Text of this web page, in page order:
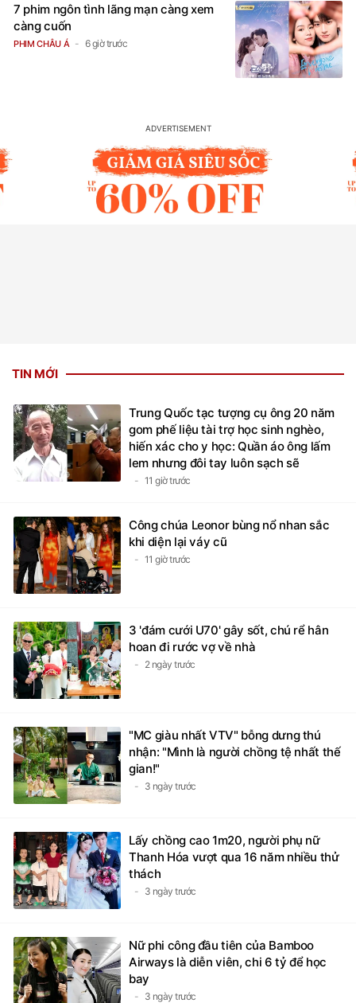
7 phim ngôn tình lãng mạn càng xem
càng cuốn
PHIM CHÂU Á 6 giờ trước
TIN MỚI
Trung Quốc tạc tượng cụ ông 20 năm
gom phế liệu tài trợ học sinh nghèo,
hiến xác cho y học: Quần áo ông lấm
lem nhưng đôi tay luôn sạch sẽ
11 giờ trước
Công chúa Leonor bùng nổ nhan sắc
khi diện lại váy cũ
11 giờ trước
3 'đám cưới U70' gây sốt, chú rể hân
hoan đi rước vợ về nhà
2 ngày trước
"MC giàu nhất VTV" bỗng dưng thú
nhận: "Mình là người chồng tệ nhất thế
gian!"
3 ngày trước
Lấy chồng cao 1m20, người phụ nữ
Thanh Hóa vượt qua 16 năm nhiều thử
thách
3 ngày trước
Nữ phi công đầu tiên của Bamboo
Airways là diễn viên, chi 6 tỷ để học
bay
3 ngày trước